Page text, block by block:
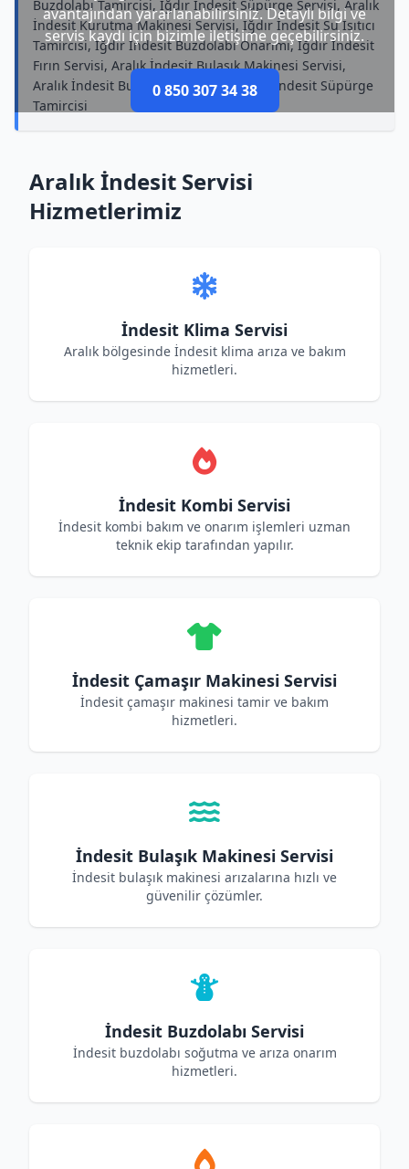
avantajından yararlanabilirsiniz. Detaylı bilgi ve
servis kaydı için bizimle iletişime geçebilirsiniz.
0 850 307 34 38
Buzdolabı Tamircisi, Iğdır İndesit Süpürge Servisi, Aralık
İndesit Kurutma Makinesi Servisi, Iğdır İndesit Su Isıtıcı
Tamircisi, Iğdır İndesit Buzdolabı Onarımı, Iğdır İndesit
Fırın Servisi, Aralık İndesit Bulaşık Makinesi Servisi,
Aralık İndesit Buzdolabı Onarımı, Iğdır İndesit Süpürge
Tamircisi
Aralık İndesit Servisi
Hizmetlerimiz
İndesit Klima Servisi
Aralık bölgesinde İndesit klima arıza ve bakım
hizmetleri.
İndesit Kombi Servisi
İndesit kombi bakım ve onarım işlemleri uzman
teknik ekip tarafından yapılır.
İndesit Çamaşır Makinesi Servisi
İndesit çamaşır makinesi tamir ve bakım
hizmetleri.
İndesit Bulaşık Makinesi Servisi
İndesit bulaşık makinesi arızalarına hızlı ve
güvenilir çözümler.
İndesit Buzdolabı Servisi
İndesit buzdolabı soğutma ve arıza onarım
hizmetleri.